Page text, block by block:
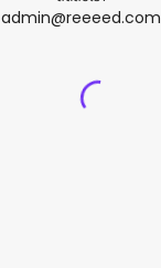
admin@reeeed.com